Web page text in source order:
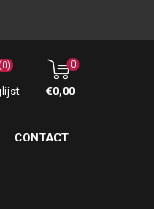
(0) 0
€0,00
CONTACT